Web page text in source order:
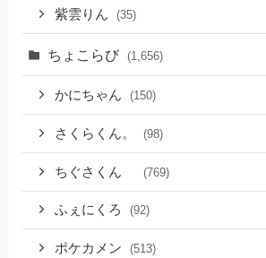
紫雲りん (35)
ちょこらび (1,656)
かにちゃん (150)
さくらくん。 (98)
ちぐさくん (769)
ふぇにくろ (92)
ポケカメン (513)